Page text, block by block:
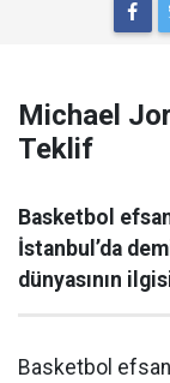
Michael
Teklif
Basketbol
İstanbul’da
dünyasının
Basketbol